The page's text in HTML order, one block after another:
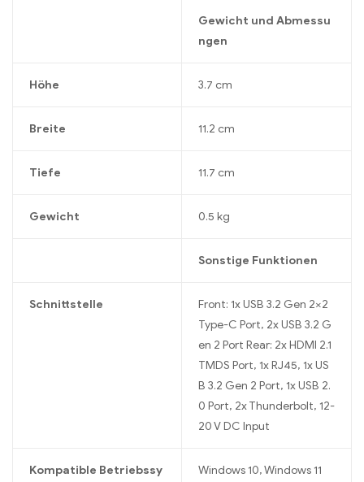
Gewicht und Abmessu
ngen
Höhe 3.7 cm
Breite 11.2 cm
Tiefe 11.7 cm
Gewicht 0.5 kg
Sonstige Funktionen
Schnittstelle
Front: 1x USB 3.2 Gen 2×2
Type-C Port, 2x USB 3.2 G
en 2 Port Rear: 2x HDMI 2.1
TMDS Port, 1x RJ45, 1x US
B 3.2 Gen 2 Port, 1x USB 2.
0 Port, 2x Thunderbolt, 12-
20 V DC Input
Kompatible Betriebssy
Windows 10, Windows 11